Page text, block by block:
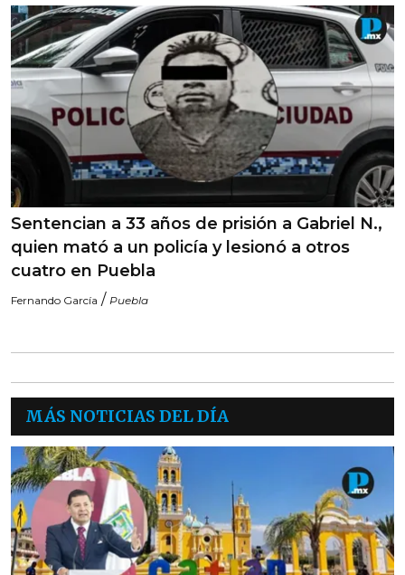
Sentencian a 33 años de prisión a Gabriel N.,
quien mató a un policía y lesionó a otros
cuatro en Puebla
Fernando García / Puebla
MÁS NOTICIAS DEL DÍA